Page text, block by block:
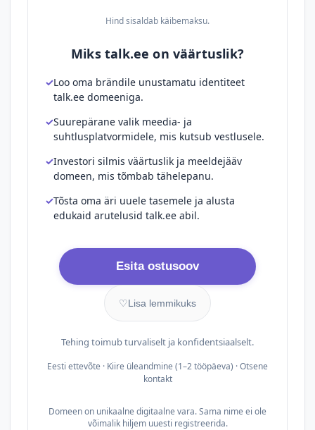
Hind sisaldab käibemaksu.
Miks talk.ee on väärtuslik?
Loo oma brändile unustamatu identiteet
talk.ee domeeniga.
Suurepärane valik meedia- ja
suhtlusplatvormidele, mis kutsub vestlusele.
Investori silmis väärtuslik ja meeldejääv
domeen, mis tõmbab tähelepanu.
Tõsta oma äri uuele tasemele ja alusta
edukaid arutelusid talk.ee abil.
Esita ostusoov
♡Lisa lemmikuks
Tehing toimub turvaliselt ja konfidentsiaalselt.
Eesti ettevõte · Kiire üleandmine (1–2 tööpäeva) · Otsene
kontakt
Domeen on unikaalne digitaalne vara. Sama nime ei ole
võimalik hiljem uuesti registreerida.